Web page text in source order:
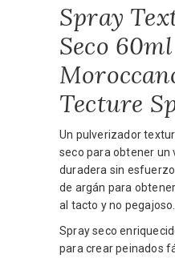
Spray
Seco 60ml
Tecture
Un pulverizador
seco para obtener un
duradera sin
de argán para
al tacto y no pegajoso.
Spray seco
para crear peinados